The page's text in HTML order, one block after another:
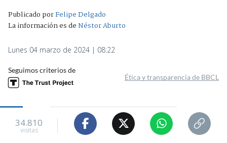
Publicado porFelipe Delgado
La información es deNéstor Aburto
Lunes 04 marzo de 2024 | 08:22
Seguimos criterios de
Ética y transparencia de BBCL
34.810
visitas